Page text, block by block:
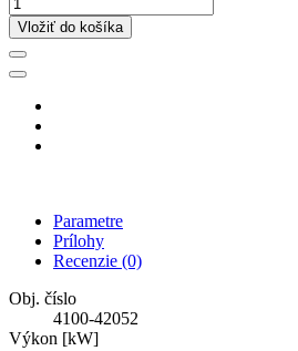
Vložiť do košíka
Parametre
Prílohy
Recenzie (0)
Obj. číslo
4100-42052
Výkon [kW]